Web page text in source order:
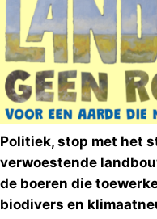
Politiek, stop met het
verwoestende
de boeren die
biodivers en